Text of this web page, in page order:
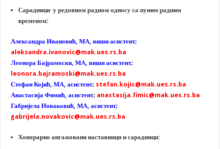
Сарадници у редовном радном односу са пуним радним
временом:
Александра Ивановић, МА, виши асистент;
aleksandra.ivanovic@mak.ues.rs.ba
Леонора Бајрамоски, МА, виши асистент;
leonora.bajramoski@mak.ues.rs.ba
Стефан Којић, МА, асистент; stefan.kojic@mak.ues.rs.ba
Анастасија Фимић, асистент; anastasija.fimic@mak.ues.rs.ba
Габријела Новаковић, МА, асистент;
gabrijela.novakovic@mak.ues.rs.ba
Хонорарно ангажовани наставници и сарадници: